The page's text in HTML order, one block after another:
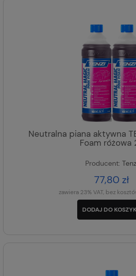
Neutralna piana aktywna
Foam różowa
Producent:
77,80 zł
zawiera 23% VAT, bez
DODAJ DO